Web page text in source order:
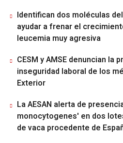
Identifican dos moléculas
ayudar a frenar el
leucemia muy agresiva
CESM y AMSE denuncian la
inseguridad laboral de los
Exterior
La AESAN alerta de
monocytogenes' en dos
de vaca procedente de